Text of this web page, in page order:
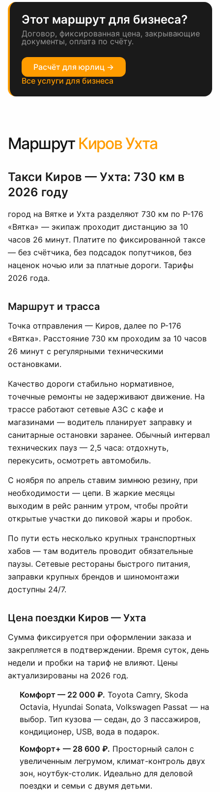
Этот маршрут для бизнеса?
Договор, фиксированная цена, закрывающие
документы, оплата по счёту.
Расчёт для юрлиц →
Все услуги для бизнеса
Маршрут Киров Ухта
Такси Киров — Ухта: 730 км в
2026 году
город на Вятке и Ухта разделяют 730 км по Р-176
«Вятка» — экипаж проходит дистанцию за 10
часов 26 минут. Платите по фиксированной таксе
— без счётчика, без подсадок попутчиков, без
наценок ночью или за платные дороги. Тарифы
2026 года.
Маршрут и трасса
Точка отправления — Киров, далее по Р-176
«Вятка». Расстояние 730 км проходим за 10 часов
26 минут с регулярными техническими
остановками.
Качество дороги стабильно нормативное,
точечные ремонты не задерживают движение. На
трассе работают сетевые АЗС с кафе и
магазинами — водитель планирует заправку и
санитарные остановки заранее. Обычный интервал
технических пауз — 2,5 часа: отдохнуть,
перекусить, осмотреть автомобиль.
С ноября по апрель ставим зимнюю резину, при
необходимости — цепи. В жаркие месяцы
выходим в рейс ранним утром, чтобы пройти
открытые участки до пиковой жары и пробок.
По пути есть несколько крупных транспортных
хабов — там водитель проводит обязательные
паузы. Сетевые рестораны быстрого питания,
заправки крупных брендов и шиномонтажи
доступны 24/7.
Цена поездки Киров — Ухта
Сумма фиксируется при оформлении заказа и
закрепляется в подтверждении. Время суток, день
недели и пробки на тариф не влияют. Цены
актуализированы на 2026 год.
Комфорт — 22 000 ₽. Toyota Camry, Skoda
Octavia, Hyundai Sonata, Volkswagen Passat — на
выбор. Тип кузова — седан, до 3 пассажиров,
кондиционер, USB, вода в подарок.
Комфорт+ — 28 600 ₽. Просторный салон с
увеличенным легрумом, климат-контроль двух
зон, ноутбук-столик. Идеально для деловой
поездки и семьи с двумя детьми.